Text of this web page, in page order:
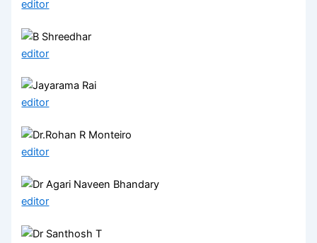
editor
editor
editor
editor
editor